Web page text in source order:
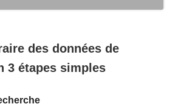
des données de
3 étapes simples